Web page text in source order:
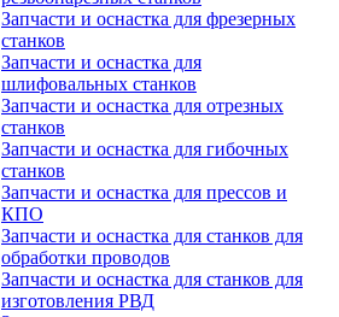
Запчасти и оснастка для фрезерных
станков
Запчасти и оснастка для
шлифовальных станков
Запчасти и оснастка для отрезных
станков
Запчасти и оснастка для гибочных
станков
Запчасти и оснастка для прессов и
КПО
Запчасти и оснастка для станков для
обработки проводов
Запчасти и оснастка для станков для
изготовления РВД